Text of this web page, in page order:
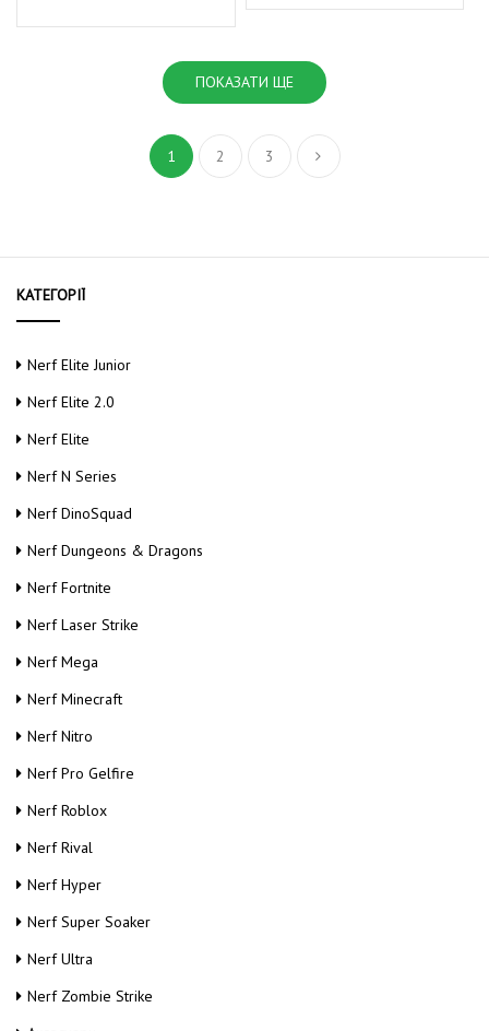
ПОКАЗАТИ ЩЕ
1 2 3
КАТЕГОРІЇ
Nerf Elite Junior
Nerf Elite 2.0
Nerf Elite
Nerf N Series
Nerf DinoSquad
Nerf Dungeons & Dragons
Nerf Fortnite
Nerf Laser Strike
Nerf Mega
Nerf Minecraft
Nerf Nitro
Nerf Pro Gelfire
Nerf Roblox
Nerf Rival
Nerf Hyper
Nerf Super Soaker
Nerf Ultra
Nerf Zombie Strike